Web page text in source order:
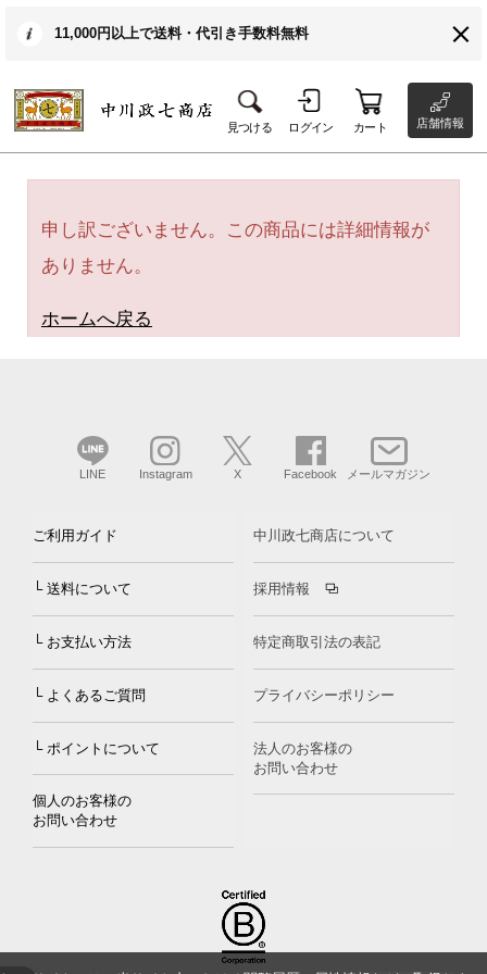
11,000円以上で送料・代引き手数料無料
見つける ログイン カート 店舗情報
申し訳ございません。この商品には詳細情報が
ありません。
ホームへ戻る
LINE Instagram X Facebook メールマガジン
ご利用ガイド
└ 送料について
└ お支払い方法
└ よくあるご質問
└ ポイントについて
個人のお客様の
お問い合わせ
中川政七商店について
採用情報
特定商取引法の表記
プライバシーポリシー
法人のお客様の
お問い合わせ